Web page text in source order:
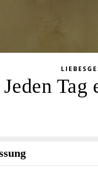
Jeden